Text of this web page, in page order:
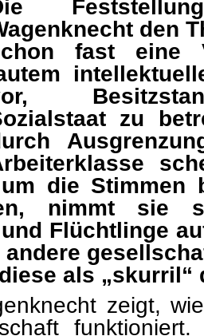
den
fast eine
Stimmenfang
der
um die
nimmt sie
Flüchtlinge
andere
als „skurril“
zeigt,
funktioniert.
den Sahra